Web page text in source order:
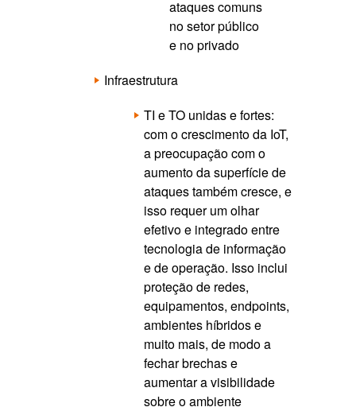
ataques comuns
no setor público
e no privado
Infraestrutura
TI e TO unidas e fortes:
com o crescimento da IoT,
a preocupação com o
aumento da superfície de
ataques também cresce, e
isso requer um olhar
efetivo e integrado entre
tecnologia de informação
e de operação. Isso inclui
proteção de redes,
equipamentos, endpoints,
ambientes híbridos e
muito mais, de modo a
fechar brechas e
aumentar a visibilidade
sobre o ambiente